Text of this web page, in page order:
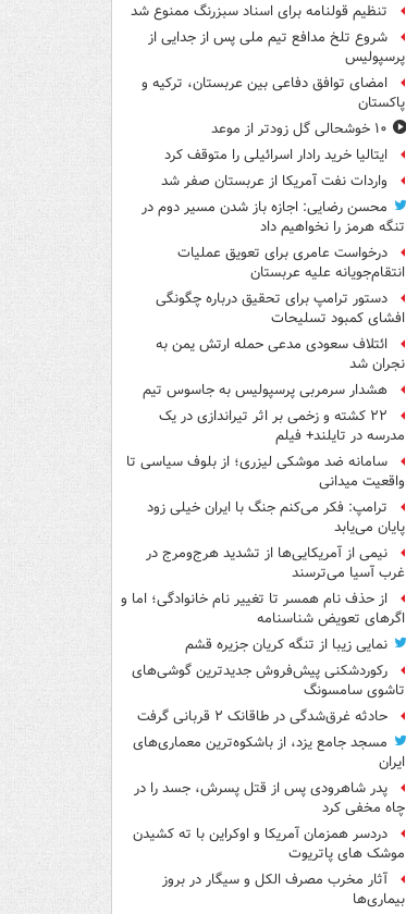
تنظیم قولنامه برای اسناد سبزرنگ ممنوع شد
شروع تلخ مدافع تیم ملی پس از جدایی از
پرسپولیس
امضای توافق دفاعی بین عربستان، ترکیه و
پاکستان
۱۰ خوشحالی گل زودتر از موعد
ایتالیا خرید رادار اسرائیلی را متوقف کرد
واردات نفت آمریکا از عربستان صفر شد
محسن رضایی: اجازه باز شدن مسیر دوم در
تنگه هرمز را نخواهیم داد
درخواست عامری برای تعویق عملیات
انتقام‌جویانه علیه عربستان
دستور ترامپ برای تحقیق درباره چگونگی
افشای کمبود تسلیحات
ائتلاف سعودی مدعی حمله ارتش یمن به
نجران شد
هشدار سرمربی پرسپولیس به جاسوس تیم
۲۲ کشته و زخمی بر اثر تیراندازی در یک
مدرسه در تایلند+ فیلم
سامانه ضد موشکی لیزری؛ از بلوف سیاسی تا
واقعیت میدانی
ترامپ: فکر می‌کنم جنگ با ایران خیلی زود
پایان می‌یابد
نیمی از آمریکایی‌ها از تشدید هرج‌ومرج در
غرب آسیا می‌ترسند
از حذف نام همسر تا تغییر نام خانوادگی؛ اما و
اگرهای تعویض شناسنامه
نمایی زیبا از تنگه کریان جزیره قشم
رکوردشکنی پیش‌فروش جدیدترین گوشی‌های
تاشوی سامسونگ
حادثه غرق‌شدگی در طاقانک ۲ قربانی گرفت
مسجد جامع یزد، از باشکوه‌ترین معماری‌های
ایران
پدر شاهرودی پس از قتل پسرش، جسد را در
چاه مخفی کرد
دردسر همزمان آمریکا و اوکراین با ته کشیدن
موشک های پاتریوت
آثار مخرب مصرف الکل و سیگار در بروز
بیماری‌ها